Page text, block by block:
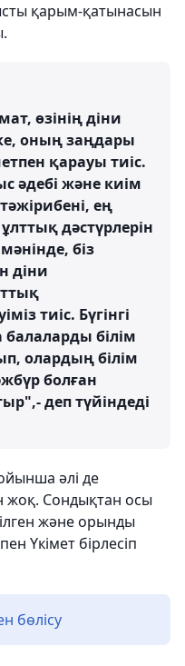
қарым-қатынасын
өзінің діни
оның заңдары
қарауы тиіс.
әдебі және киім
ең
дәстүрлерін
біз
діни
тиіс. Бүгінгі
балаларды білім
олардың білім
болған
деп түйіндеді
әлі де
жоқ. Сондықтан осы
және орынды
Үкімет бірлесіп
бөлісу